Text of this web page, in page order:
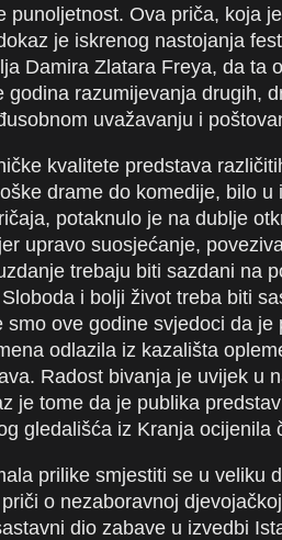
punoljetnost. Ova priča, koja
je iskrenog nastojanja
Damira Zlatara Freya, da ta
godina razumijevanja drugih,
uvažavanju i
kvalitete predstava
drame do komedije, bilo u
potaknulo je na dublje
upravo suosjećanje,
trebaju biti sazdani na
i bolji život treba biti
smo ove godine svjedoci da je
odlazila iz kazališta
Radost bivanja je uvijek u
je tome da je publika
gledališća iz Kranja ocijenila
prilike smjestiti se u veliku
o nezaboravnoj
dio zabave u izvedbi